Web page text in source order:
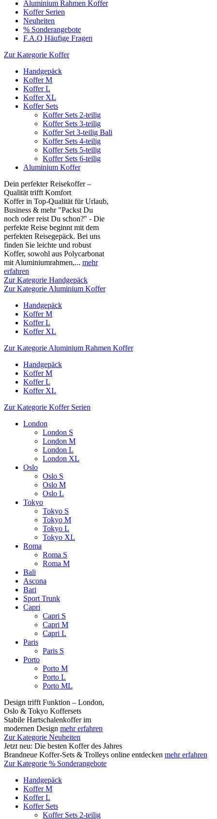
Aluminium Rahmen Koffer
Koffer Serien
Neuheiten
% Sonderangebote
F.A.Q Häufige Fragen
Zur Kategorie Koffer
Handgepäck
Koffer M
Koffer L
Koffer XL
Koffer Sets
Koffer Sets 2-teilig
Koffer Sets 3-teilig
Koffer Set 3-teilig Bali
Koffer Sets 4-teilig
Koffer Sets 5-teilig
Koffer Sets 6-teilig
Aluminium Koffer
Dein perfekter Reisekoffer –
Qualität trifft Komfort
Koffer in Top-Qualität für Urlaub,
Business & mehr "Packst Du
noch oder reist Du schon?" - Die
perfekte Reise beginnt mit dem
perfekten Reisegepäck. Bei uns
finden Sie leichte und robust
Koffer, sowohl aus Polycarbonat
mit Aluminiumrahmen,... mehr
erfahren
Zur Kategorie Handgepäck
Zur Kategorie Aluminium Koffer
Handgepäck
Koffer M
Koffer L
Koffer XL
Zur Kategorie Aluminium Rahmen Koffer
Handgepäck
Koffer M
Koffer L
Koffer XL
Zur Kategorie Koffer Serien
London
London S
London M
London L
London XL
Oslo
Oslo S
Oslo M
Oslo L
Tokyo
Tokyo S
Tokyo M
Tokyo L
Tokyo XL
Roma
Roma S
Roma M
Bali
Ascona
Bari
Sport Trunk
Capri
Capri S
Capri M
Capri L
Paris
Paris S
Porto
Porto M
Porto L
Porto ML
Design trifft Funktion – London,
Oslo & Tokyo Koffersets
Stabile Hartschalenkoffer im
modernen Design mehr erfahren
Zur Kategorie Neuheiten
Jetzt neu: Die besten Koffer des Jahres
Brandneue Koffer-Sets & Trolleys online entdecken mehr erfahren
Zur Kategorie % Sonderangebote
Handgepäck
Koffer M
Koffer L
Koffer Sets
Koffer Sets 2-teilig